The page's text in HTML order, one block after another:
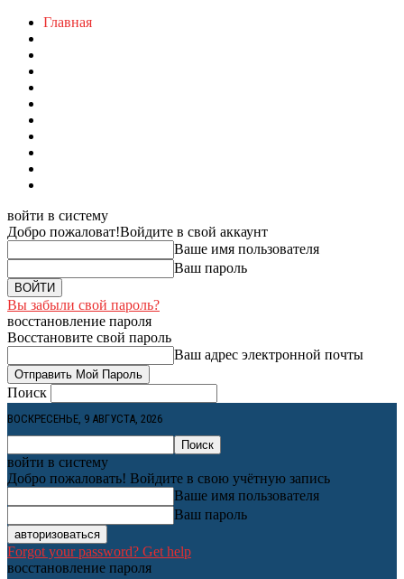
Главная
войти в систему
Добро пожаловат!Войдите в свой аккаунт
Ваше имя пользователя
Ваш пароль
Вы забыли свой пароль?
восстановление пароля
Восстановите свой пароль
Ваш адрес электронной почты
Поиск
ВОСКРЕСЕНЬЕ, 9 АВГУСТА, 2026
войти в систему
Добро пожаловать! Войдите в свою учётную запись
Ваше имя пользователя
Ваш пароль
Forgot your password? Get help
восстановление пароля